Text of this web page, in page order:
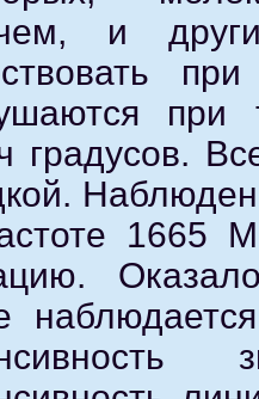
и
при
градусов.
1665